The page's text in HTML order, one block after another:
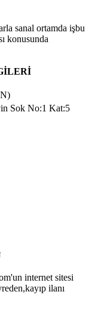
sanal ortamda işbu
konusunda
Sok No:1 Kat:5
internet sitesi
ilanı